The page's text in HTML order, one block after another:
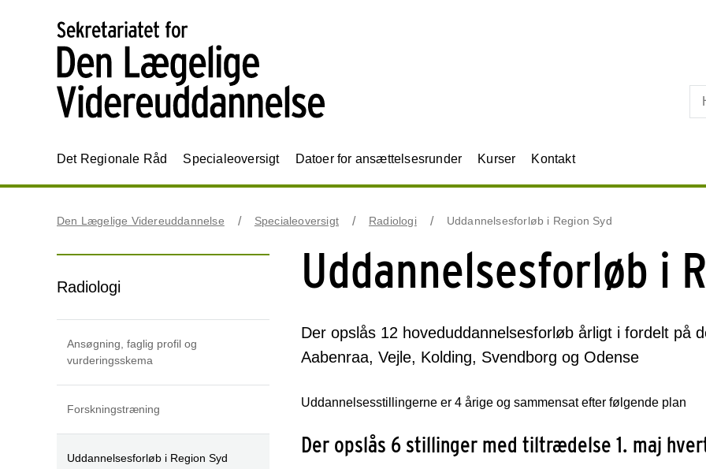
Det Regionale Råd Specialeoversigt Datoer for ansættelsesrunder Kurser Kontakt
Den Lægelige Videreuddannelse Specialeoversigt Radiologi Uddannelsesforløb i Region Syd
Radiologi
Ansøgning, faglig profil og
vurderingsskema
Forskningstræning
Uddannelsesforløb i Region Syd
Uddannelsesforløb i
Der opslås 12 hoveduddannelsesforløb årligt i fordelt på
Aabenraa, Vejle, Kolding, Svendborg og Odense
Uddannelsesstillingerne er 4 årige og sammensat efter følgende plan
Der opslås 6 stillinger med tiltrædelse 1. maj